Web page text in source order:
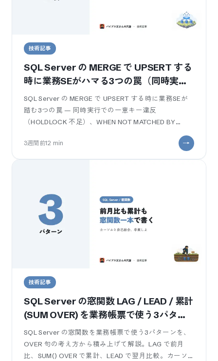
技術記事
SQL Server の MERGE で UPSERT する
時に業務SEがハマる3つの罠（同時実
行・HOLDLOCK・削除誤爆）
SQL Server の MERGE で UPSERT する時に業務SEが
踏む3つの罠 — 同時実行での一意キー違反
（HOLDLOCK 不足）、WHEN NOT MATCHED BY
3週間前12 min
技術記事
SQL Server の窓関数 LAG / LEAD / 累計
(SUM OVER) を業務帳票で使う3パター
ン
SQL Server の窓関数を業務帳票で使う3パターンを、
OVER 句の考え方から積み上げて解説。LAG で前月
比、SUM() OVER で累計、LEAD で翌月比較。カーソ